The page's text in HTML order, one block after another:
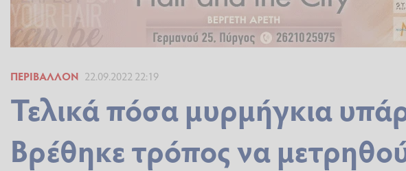
ΠΕΡΙΒΆΛΛΟΝ 22.09.2022 22:19
Τελικά πόσα μυρμήγκια
Βρέθηκε τρόπος να